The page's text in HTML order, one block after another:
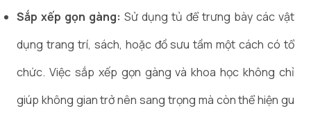
Sắp xếp gọn gàng: Sử dụng tủ để trưng bày các vật
dụng trang trí, sách, hoặc đồ sưu tầm một cách có tổ
chức. Việc sắp xếp gọn gàng và khoa học không chỉ
giúp không gian trở nên sang trọng mà còn thể hiện gu